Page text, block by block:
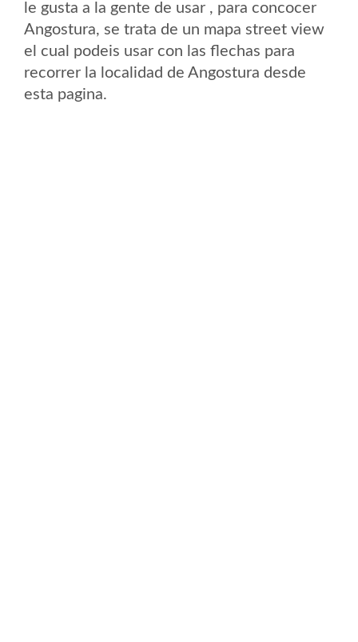
le gusta a la gente de usar , para concocer
Angostura, se trata de un mapa street view
el cual podeis usar con las flechas para
recorrer la localidad de Angostura desde
esta pagina.